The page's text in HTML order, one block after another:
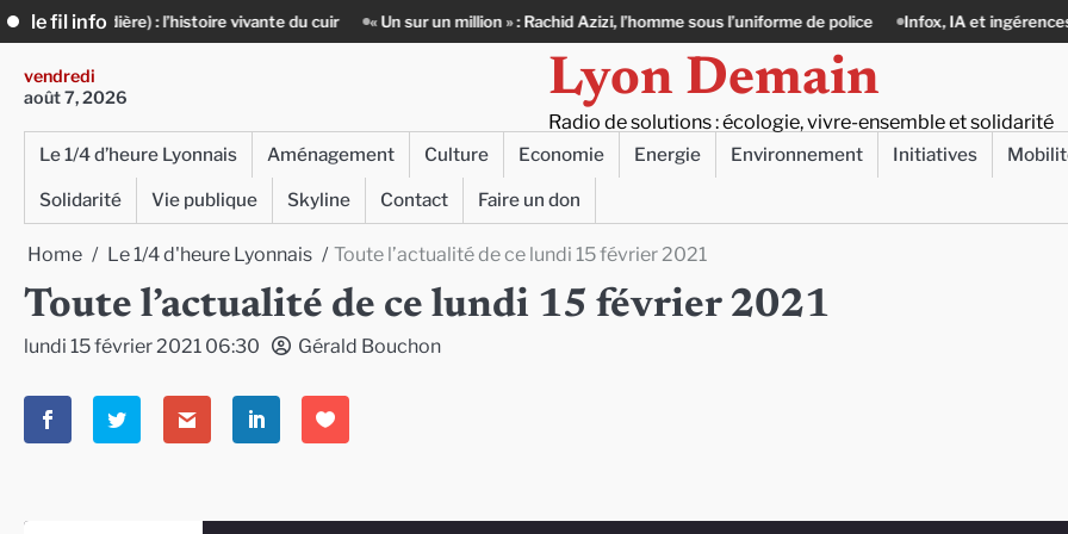
Skip
to
content
le fil info
vivante du cuir « Un sur un million » : Rachid Azizi, l’homme sous l’uniforme de police Infox, IA et ingérences : le journalisme peut-
vendredi
août 7, 2026
Lyon Demain
Radio de solutions : écologie, vivre-ensemble et solidarité
Le 1/4 d’heure Lyonnais Aménagement Culture Economie Energie Environnement Initiatives
Solidarité
Vie publique Skyline Contact Faire un don
Home Le 1/4 d'heure Lyonnais Toute l’actualité de ce lundi 15 février 2021
Toute l’actualité de ce lundi 15 février 2021
lundi 15 février 2021 06:30 Gérald Bouchon